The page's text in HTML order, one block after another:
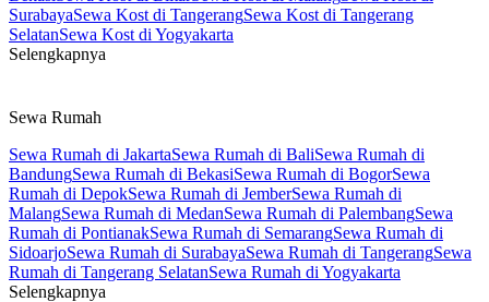
SurabayaSewa Kost di TangerangSewa Kost di Tangerang
SelatanSewa Kost di Yogyakarta
Selengkapnya
Sewa Rumah
Sewa Rumah di JakartaSewa Rumah di BaliSewa Rumah di
BandungSewa Rumah di BekasiSewa Rumah di BogorSewa
Rumah di DepokSewa Rumah di JemberSewa Rumah di
MalangSewa Rumah di MedanSewa Rumah di PalembangSewa
Rumah di PontianakSewa Rumah di SemarangSewa Rumah di
SidoarjoSewa Rumah di SurabayaSewa Rumah di TangerangSewa
Rumah di Tangerang SelatanSewa Rumah di Yogyakarta
Selengkapnya